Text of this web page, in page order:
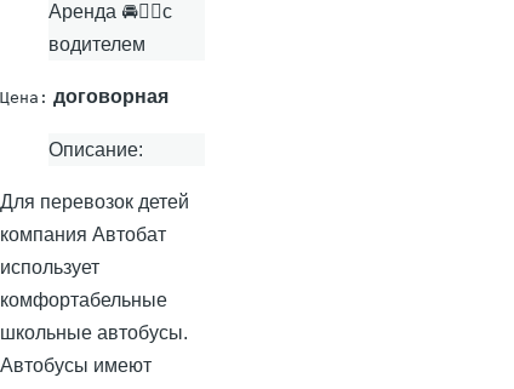
Аренда 🚘👨‍✈с
водителем
Цена: договорная
Описание:
Для перевозок детей
компания Автобат
использует
комфортабельные
школьные автобусы.
Автобусы имеют